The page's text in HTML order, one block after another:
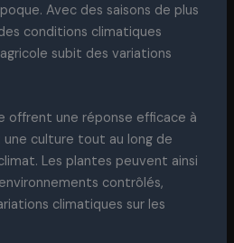
Avec des saisons de plus
conditions climatiques
subit des variations
offrent une réponse efficace à
culture tout au long de
Les plantes peuvent ainsi
contrôlés,
climatiques sur les